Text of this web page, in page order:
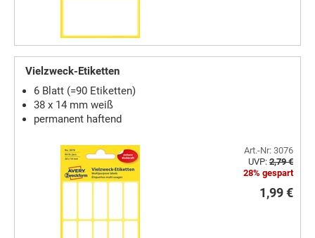
Vielzweck-Etiketten
6 Blatt (=90 Etiketten)
38 x 14 mm weiß
permanent haftend
Art.-Nr: 3076
UVP: 2,79 €
28% gespart
1,99 €